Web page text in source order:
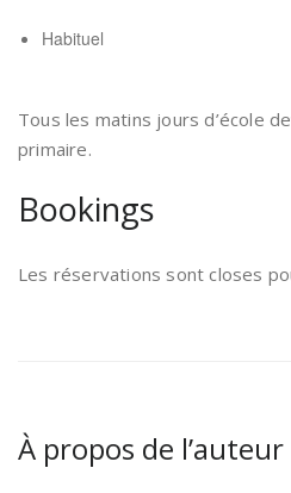
Habituel
Tous les matins jours d’école
primaire.
Bookings
Les réservations sont closes
À propos de l’auteur